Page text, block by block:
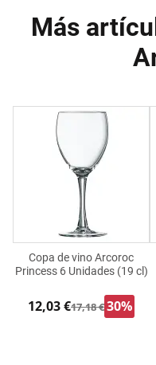
Más
Copa de vino Arcoroc
Princess 6 Unidades (19 cl)
12,03 €17,18 €30%